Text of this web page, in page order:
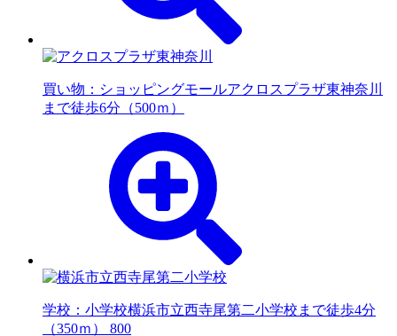
買い物：ショッピングモールアクロスプラザ東神奈川
まで徒歩6分（500ｍ）
学校：小学校横浜市立西寺尾第二小学校まで徒歩4分
（350ｍ） 800